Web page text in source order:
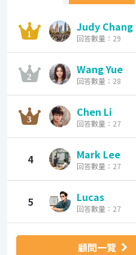
Judy Chang
回答數量：29
Wang Yue
回答數量：28
Chen Li
回答數量：27
4 Mark Lee
回答數量：27
5 Lucas
回答數量：27
顧問一覽